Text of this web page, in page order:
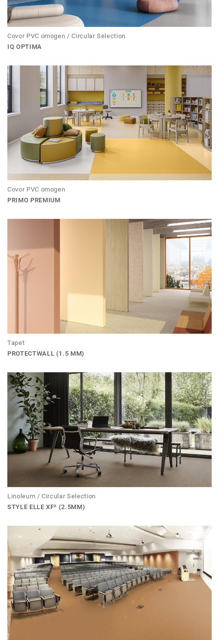
Covor PVC omogen / Circular Selection
IQ OPTIMA
Covor PVC omogen
PRIMO PREMIUM
Tapet
PROTECTWALL (1.5 MM)
Linoleum / Circular Selection
STYLE ELLE XF² (2.5MM)